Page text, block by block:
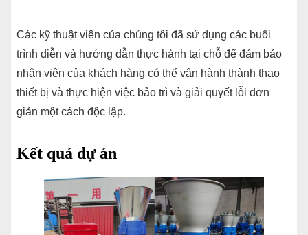
Các kỹ thuật viên của chúng tôi đã sử dụng các buổi
trình diễn và hướng dẫn thực hành tại chỗ để đảm bảo
nhân viên của khách hàng có thể vận hành thành thạo
thiết bị và thực hiện việc bảo trì và giải quyết lỗi đơn
giản một cách độc lập.
Kết quả dự án